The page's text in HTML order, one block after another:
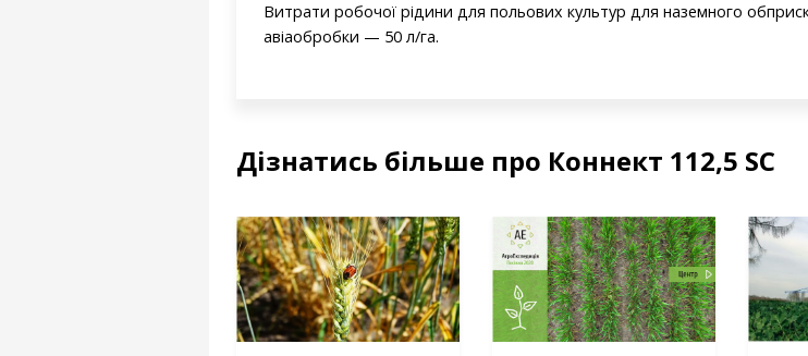
Витрати робочої рідини для польових культур для наземного
авіаобробки — 50 л/га.
Дізнатись більше про Коннект 112,5 SC